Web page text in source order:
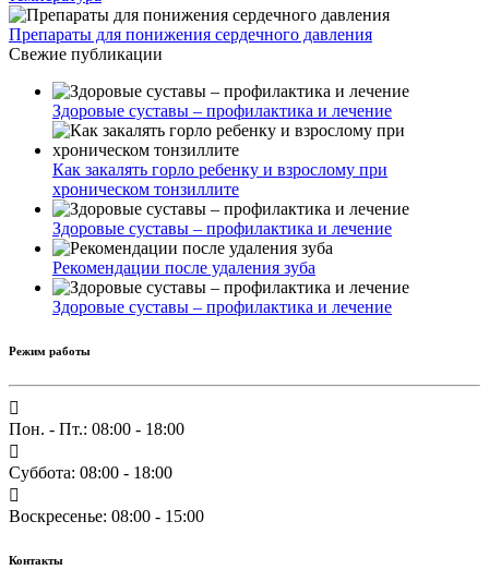
Препараты для понижения сердечного давления
Свежие публикации
Здоровые суставы – профилактика и лечение
Как закалять горло ребенку и взрослому при
хроническом тонзиллите
Здоровые суставы – профилактика и лечение
Рекомендации после удаления зуба
Здоровые суставы – профилактика и лечение
Режим работы
Пон. - Пт.: 08:00 - 18:00
Суббота: 08:00 - 18:00
Воскресенье: 08:00 - 15:00
Контакты